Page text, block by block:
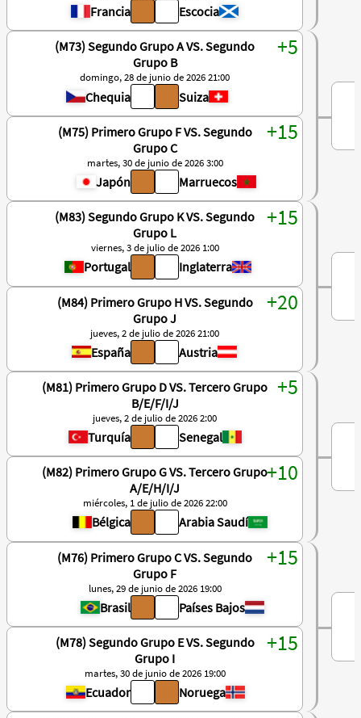
Francia Escocia
(M73) Segundo Grupo A VS. Segundo
Grupo B
domingo, 28 de junio de 2026 21:00
Chequia Suiza
(M75) Primero Grupo F VS. Segundo
Grupo C
martes, 30 de junio de 2026 3:00
Japón Marruecos
(M83) Segundo Grupo K VS. Segundo
Grupo L
viernes, 3 de julio de 2026 1:00
Portugal Inglaterra
(M84) Primero Grupo H VS. Segundo
Grupo J
jueves, 2 de julio de 2026 21:00
España Austria
(M81) Primero Grupo D VS. Tercero Grupo
B/E/F/I/J
jueves, 2 de julio de 2026 2:00
Turquía Senegal
(M82) Primero Grupo G VS. Tercero Grupo
A/E/H/I/J
miércoles, 1 de julio de 2026 22:00
Bélgica Arabia Saudí
(M76) Primero Grupo C VS. Segundo
Grupo F
lunes, 29 de junio de 2026 19:00
Brasil Países Bajos
(M78) Segundo Grupo E VS. Segundo
Grupo I
martes, 30 de junio de 2026 19:00
Ecuador Noruega